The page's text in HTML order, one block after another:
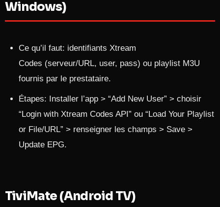
Windows)
Ce qu’il faut: identifiants Xtream
Codes (serveur/URL, user, pass) ou playlist M3U
fournis par le prestataire.
Étapes: Installer l’app > “Add New User” > choisir
“Login with Xtream Codes API” ou “Load Your Playlist
or File/URL” > renseigner les champs > Save >
Update EPG.
TiviMate (Android TV)